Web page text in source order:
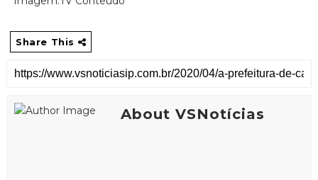
Share This
About VSNotícias